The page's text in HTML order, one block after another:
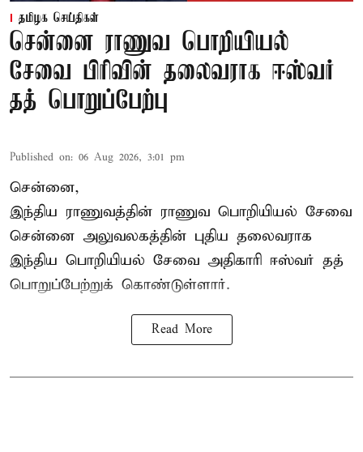
தமிழக செய்திகள்
சென்னை ராணுவ பொறியியல்
சேவை பிரிவின் தலைவராக ஈஸ்வர்
தத் பொறுப்பேற்பு
Published on: 06 Aug 2026, 3:01 pm
சென்னை,
இந்திய ராணுவத்தின் ராணுவ பொறியியல் சேவை
சென்னை அலுவலகத்தின் புதிய தலைவராக
இந்திய பொறியியல் சேவை அதிகாரி ஈஸ்வர் தத்
பொறுப்பேற்றுக் கொண்டுள்ளார்.
Read More